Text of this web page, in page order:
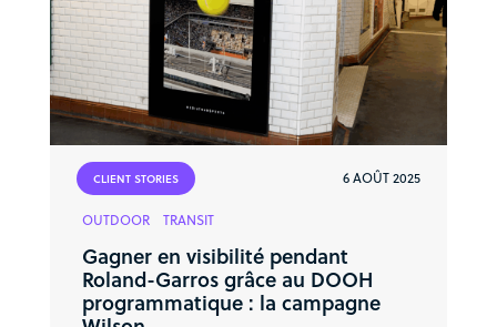
CLIENT STORIES 6 AOÛT 2025
OUTDOOR TRANSIT
Gagner en visibilité pendant
Roland-Garros grâce au DOOH
programmatique : la campagne